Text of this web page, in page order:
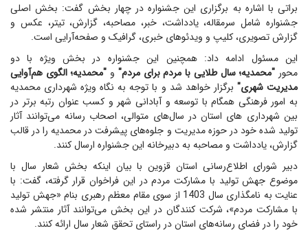
براتی با اشاره به برگزاری این جشنواره در چهار بخش گفت: بخش‌ اصلی
جشنواره شامل سرمقاله، یادداشت، خبر، مصاحبه، گزارش، تیتر، عکس و
گزارش تصویری، کلیپ و ویدئوهای خبری، گرافیک و صفحه‌آرایی است.
این مسئول ادامه داد: همچنین این جشنواره در بخش ویژه با دو
محور "محمدیه؛ سال طلایی با مردم برای مردم" و "محمدیه؛ الگوی هم‌آوایی
مدیریت شهری" برگزار خواهد شد و با توجه به نگاه ویژه شهرداری محمدیه
به امور فرهنگی همگام با توسعه و آبادانی شهر و کسب عنوان رتبه برتر در
بین شهرداری های استان در سال‌های متوالی، اصحاب رسانه می‌توانند آثار
تولید شده خود در حوزه مدیریت و جلوه‌های پیشرفت در محمدیه را در قالب
گزارش، یادداشت و مصاحبه به دبیرخانه این جشنواره ارسال کنند.
دبیر شورای اطلاع‌رسانی استان قزوین با بیان اینکه بخش شعار سال با
موضوع جهش تولید با مشارکت مردم در این فراخوان قرار گرفته، گفت: با
عنایت به نامگذاری سال 1403 از سوی مقام معظم رهبری بنام «جهش تولید
با مشارکت مردم»، شرکت کنندگان در این بخش می‌توانند آثار منتشر شده
خود را در فضای رسانه‌های استان در راستای تحقق شعار سال ارائه کنند.